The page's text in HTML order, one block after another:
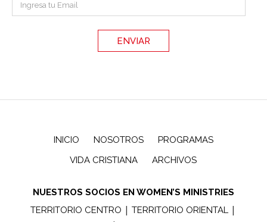
INICIO NOSOTROS
PROGRAMAS
VIDA CRISTIANA
ARCHIVOS
NUESTROS SOCIOS EN WOMEN’S MINISTRIES
TERRITORIO CENTRO |TERRITORIO ORIENTAL |